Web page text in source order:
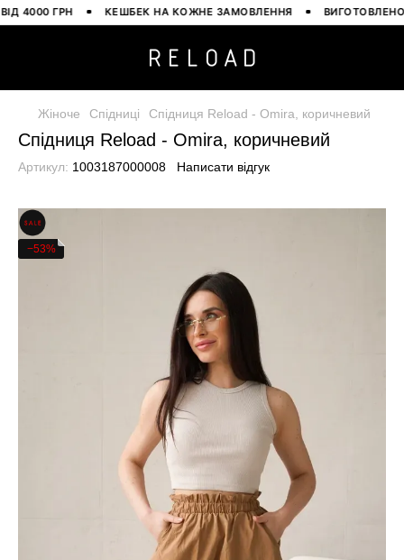
ГРН КЕШБЕК НА КОЖНЕ ЗАМОВЛЕННЯ ВИГОТОВЛЕНО В
Жіноче Спідниці Спідниця Reload - Omira, коричневий
Спідниця Reload - Omira, коричневий
Артикул: 1003187000008 Написати відгук
−53%